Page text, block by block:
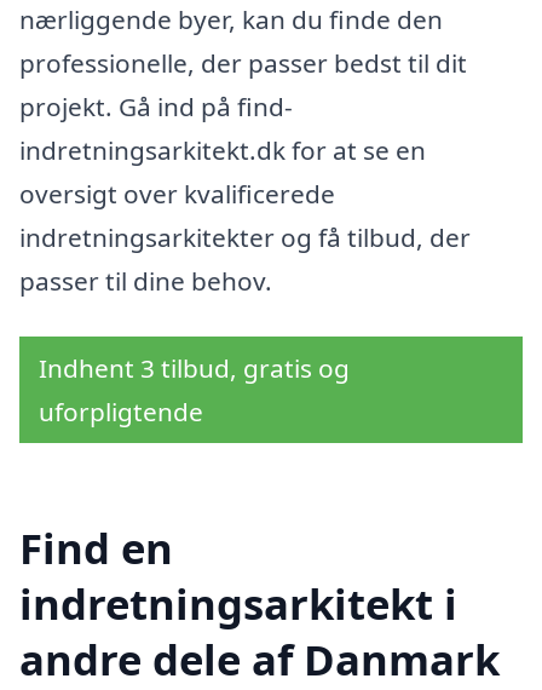
nærliggende byer, kan du finde den
professionelle, der passer bedst til dit
projekt. Gå ind på find-
indretningsarkitekt.dk for at se en
oversigt over kvalificerede
indretningsarkitekter og få tilbud, der
passer til dine behov.
Indhent 3 tilbud, gratis og
uforpligtende
Find en
indretningsarkitekt i
andre dele af Danmark